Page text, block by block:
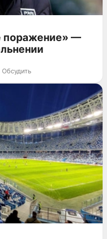
поражение» —
Обсудить